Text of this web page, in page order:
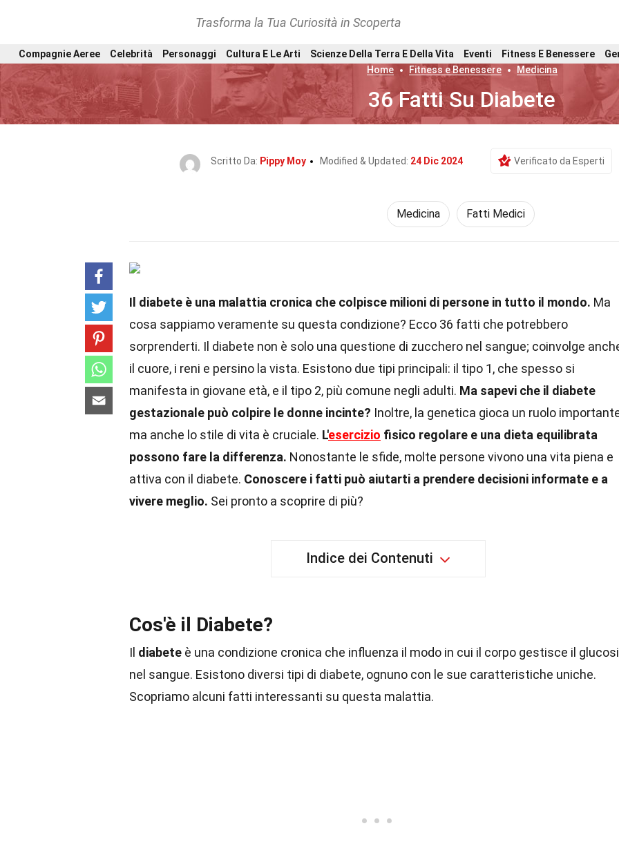
Trasforma la Tua Curiosità in Scoperta
Compagnie Aeree Celebrità Personaggi Cultura E Le Arti Scienze Della Terra E Della Vita Eventi Fitness E Benessere
Home
Fitness e Benessere Medicina
36 Fatti Su Diabete
Scritto Da: Pippy Moy Modified & Updated: 24 Dic 2024 Verificato da Esperti
Medicina Fatti Medici
Il diabete è una malattia cronica che colpisce milioni di persone in tutto il mondo. Ma
cosa sappiamo veramente su questa condizione? Ecco 36 fatti che potrebbero
sorprenderti. Il diabete non è solo una questione di zucchero nel sangue; coinvolge
il cuore, i reni e persino la vista. Esistono due tipi principali: il tipo 1, che spesso si
manifesta in giovane età, e il tipo 2, più comune negli adulti. Ma sapevi che il diabete
gestazionale può colpire le donne incinte? Inoltre, la genetica gioca un ruolo
ma anche lo stile di vita è cruciale. L'esercizio fisico regolare e una dieta equilibrata
possono fare la differenza. Nonostante le sfide, molte persone vivono una vita piena e
attiva con il diabete. Conoscere i fatti può aiutarti a prendere decisioni informate e a
vivere meglio. Sei pronto a scoprire di più?
Indice dei Contenuti
Cos'è il Diabete?
Il diabete è una condizione cronica che influenza il modo in cui il corpo gestisce il
nel sangue. Esistono diversi tipi di diabete, ognuno con le sue caratteristiche uniche.
Scopriamo alcuni fatti interessanti su questa malattia.